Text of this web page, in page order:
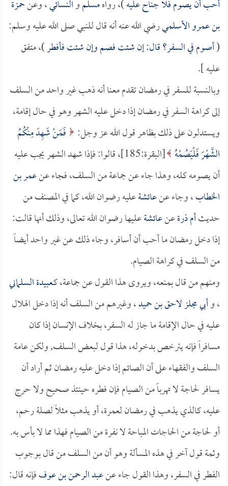
أحب أن يصوم فلا جناح عليه)، رواهمسلموالنسائي، وعنحمزة
بن عمرو الأسلميرضي الله عنه أنه قال للنبي صلى الله عليه وسلم:
(أصوم في السفر؟ قال: إن شئت فصم وإن شئت فأفطر)، متفق
عليه ].
وبالنسبة للسفر في رمضان تقدم معنا أنه ذهب غير واحد من السلف
إلى كراهة السفر في رمضان إذا دخل عليه الشهر وهو في حال إقامة،
ويستدلون على ذلك بظاهر قول الله عز وجل:
فَمَنْ شَهِدَ مِنْكُمُ
الشَّهْرَ فَلْيَصُمْهُ
[البقرة:185]، قالوا: فإذا شهد الشهر يجب عليه
أن يصومه كله، وهذا جاء عن جماعة من السلف، فجاء عنعمر بن
الخطاب، وجاء عنعائشةعليه رضوان الله، كما في المصنف من
حديثأم ذرةعنعائشةعليها رضوان الله تعالى، وذلك أنها قالت:
إذا دخل رمضان ما أحب أن أسافر، وجاء ذلك عن غير واحد أيضاً
من السلف في كراهة الصيام.
ومنهم من قال بمنعه، ويروى هذا القول عن جماعة، كـعبيدة السلماني
، وأبي مجلز لاحق بن حميد، وغيرهم من السلف أنه إذا دخل الهلال
عليه في حال الإقامة ما جاز له السفر، بخلاف الإنسان إذا كان
مسافراً فإنه يترخص بدخوله، هذا قول لبعض السلف, ولكن عامة
السلف والفقهاء على أن الصائم إذا دخل عليه رمضان ثم أراد أن
يسافر لحاجة لا تهرباً من الصيام فإن فطره حينئذ صحيح ولا حرج
عليه، كالذي يذهب في رمضان لعمرة، أو يذهب مثلاً لصلة رحم،
أو لحاجة من الحاجات المباحة لا نفرة من الصيام فهذا مما لا بأس به.
وثمة قول آخر في هذه المسألة وهو أن من السلف من قال بوجوب
الفطر في السفر، وهذا القول جاء عنعبد الرحمن بن عوففإنه قال: